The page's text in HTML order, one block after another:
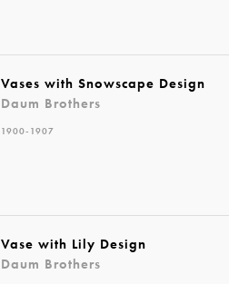
Vases with Snowscape Design
Daum Brothers
1900-1907
Vase with Lily Design
Daum Brothers